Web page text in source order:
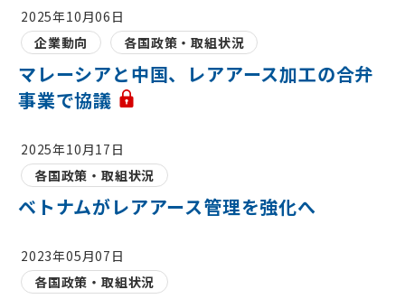
2025年10月06日
企業動向
各国政策・取組状況
マレーシアと中国、レアアース加工の合弁
事業で協議
2025年10月17日
各国政策・取組状況
ベトナムがレアアース管理を強化へ
2023年05月07日
各国政策・取組状況